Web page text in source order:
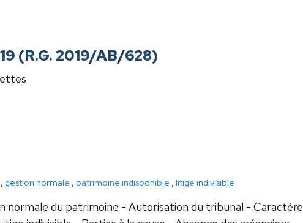
(R.G. 2019/AB/628)
, gestion normale , patrimoine indisponible , litige indivisible
normale du patrimoine - Autorisation du tribunal - Caractère